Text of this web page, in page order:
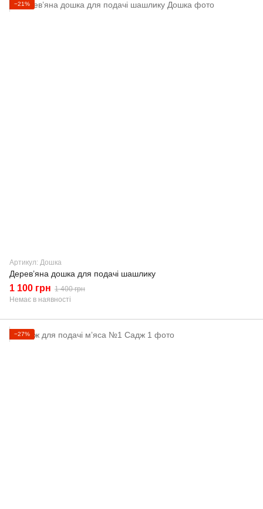
−21%
Артикул: Дошка
Дерев’яна дошка для подачі шашлику
1 100 грн 1 400 грн
Немає в наявності
−27%